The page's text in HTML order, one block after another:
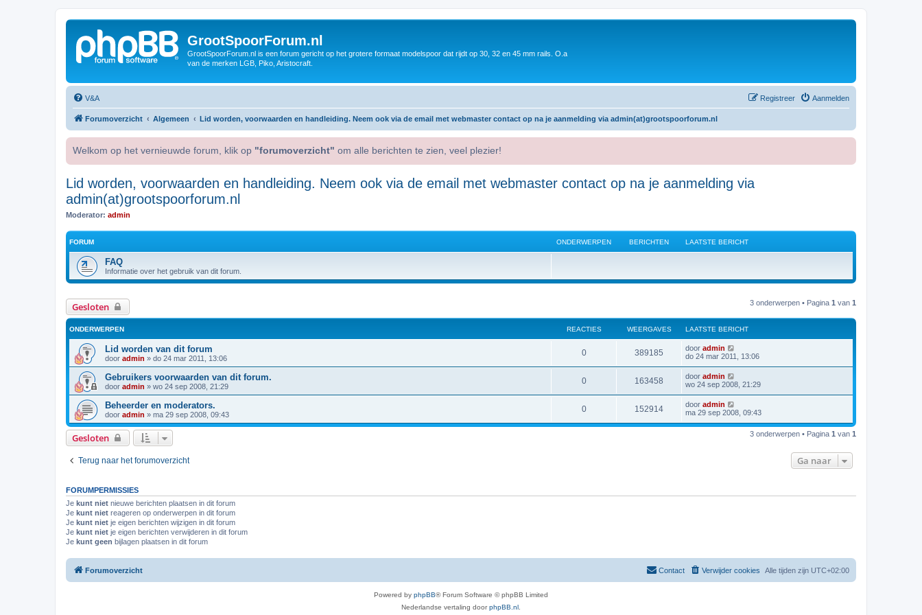
GrootSpoorForum.nl
GrootSpoorForum.nl is een forum gericht op het grotere formaat modelspoor dat rijdt op 30, 32 en 45 mm rails. O.a
van de merken LGB, Piko, Aristocraft.
V&A Aanmelden
Registreer
Forumoverzicht Algemeen Lid worden, voorwaarden en handleiding. Neem ook via de email met webmaster contact op na je aanmelding via admin(at)grootspoorforum.nl
Welkom op het vernieuwde forum, klik op "forumoverzicht" om alle berichten te zien, veel plezier!
Lid worden, voorwaarden en handleiding. Neem ook via de email met webmaster contact op na je aanmelding via
admin(at)grootspoorforum.nl
Moderator: admin
FORUM ONDERWERPEN BERICHTEN LAATSTE BERICHT
FAQ
Informatie over het gebruik van dit forum.
Gesloten 3 onderwerpen • Pagina 1 van 1
ONDERWERPEN REACTIES WEERGAVES LAATSTE BERICHT
Lid worden van dit forum
door admin » do 24 mar 2011, 13:06
0 389185 door admin
do 24 mar 2011, 13:06
Gebruikers voorwaarden van dit forum.
door admin » wo 24 sep 2008, 21:29
0 163458 door admin
wo 24 sep 2008, 21:29
Beheerder en moderators.
door admin » ma 29 sep 2008, 09:43
0 152914 door admin
ma 29 sep 2008, 09:43
Gesloten 3 onderwerpen • Pagina 1 van 1
Terug naar het forumoverzicht Ga naar
FORUMPERMISSIES
Je kunt niet nieuwe berichten plaatsen in dit forum
Je kunt niet reageren op onderwerpen in dit forum
Je kunt niet je eigen berichten wijzigen in dit forum
Je kunt niet je eigen berichten verwijderen in dit forum
Je kunt geen bijlagen plaatsen in dit forum
Forumoverzicht Alle tijden zijn UTC+02:00
Verwijder cookies
Contact
Powered by phpBB® Forum Software © phpBB Limited
Nederlandse vertaling doorphpBB.nl